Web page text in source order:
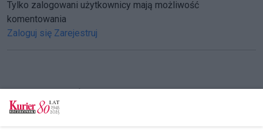
Tylko zalogowani użytkownicy mają możliwość
komentowania
Zaloguj się Zarejestruj
Charytatywna sobota